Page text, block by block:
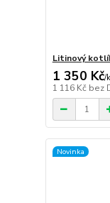
Litinový
1 350 Kč/
1 116 Kč bez
Novinka